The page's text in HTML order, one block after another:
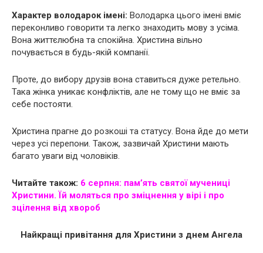
Характер володарок імені: Володарка цього імені вміє
переконливо говорити та легко знаходить мову з усіма.
Вона життєлюбна та спокійна. Христина вільно
почувається в будь-якій компанії.
Проте, до вибору друзів вона ставиться дуже ретельно.
Така жінка уникає конфліктів, але не тому що не вміє за
себе постояти.
Христина прагне до розкоші та статусу. Вона йде до мети
через усі перепони. Також, зазвичай Христини мають
багато уваги від чоловіків.
Читайте також: 6 серпня: пам’ять святої мyчeниці
Христини. Їй моляться про зміцнення у вірі і про
зцілення від xвopoб
Найкращі привітання для Христини з днем Ангела